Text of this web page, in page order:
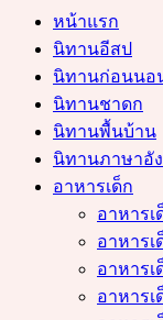
หน้าแรก
นิทานอีสป
นิทานก่อนนอ
นิทานชาดก
นิทานพื้นบ้าน
นิทานภาษาอั
อาหารเด็ก
อาหารเ
อาหารเ
อาหารเ
อาหารเ